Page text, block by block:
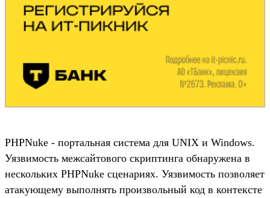
PHPNuke - портальная система для UNIX и Windows.
Уязвимость межсайтового скриптинга обнаружена в
нескольких PHPNuke сценариях. Уязвимость позволяет
атакующему выполнять произвольный код в контексте